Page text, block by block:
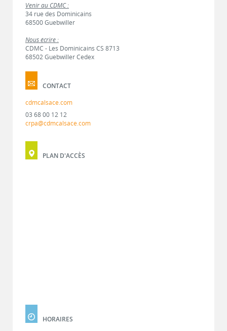
Venir au CDMC :
34 rue des Dominicains
68500 Guebwiller
Nous écrire :
CDMC - Les Dominicains CS 8713
68502 Guebwiller Cedex
CONTACT
cdmcalsace.com
03 68 00 12 12
crpa@cdmcalsace.com
PLAN D'ACCÈS
HORAIRES